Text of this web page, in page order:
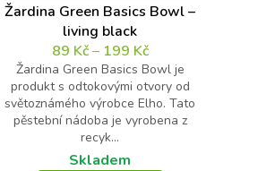
Žardina Green Basics Bowl –
living black
89 Kč– 199 Kč
Žardina Green Basics Bowl je
produkt s odtokovými otvory od
světoznámého výrobce Elho. Tato
pěstební nádoba je vyrobena z
recyk...
Skladem